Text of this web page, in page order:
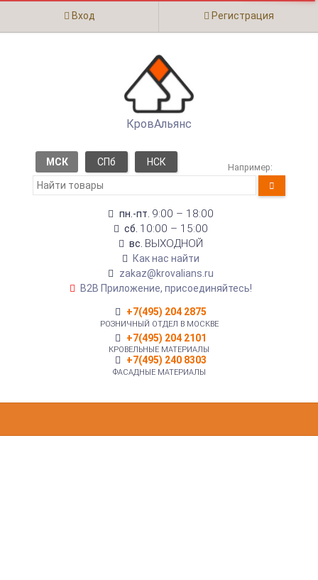
Вход Регистрация
КровАльянс
МСК СПб НСК Например:
пн.-пт. 9:00 – 18:00
сб. 10:00 – 15:00
вс. ВЫХОДНОЙ
Как нас найти
zakaz@krovalians.ru
B2B Приложение, присоединяйтесь!
+7(495) 204 2875
РОЗНИЧНЫЙ ОТДЕЛ В МОСКВЕ
+7(495) 204 2101
КРОВЕЛЬНЫЕ МАТЕРИАЛЫ
+7(495) 240 8303
ФАСАДНЫЕ МАТЕРИАЛЫ